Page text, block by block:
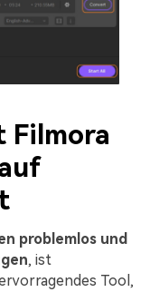
Filmora
problemlos und
, ist
Tool,